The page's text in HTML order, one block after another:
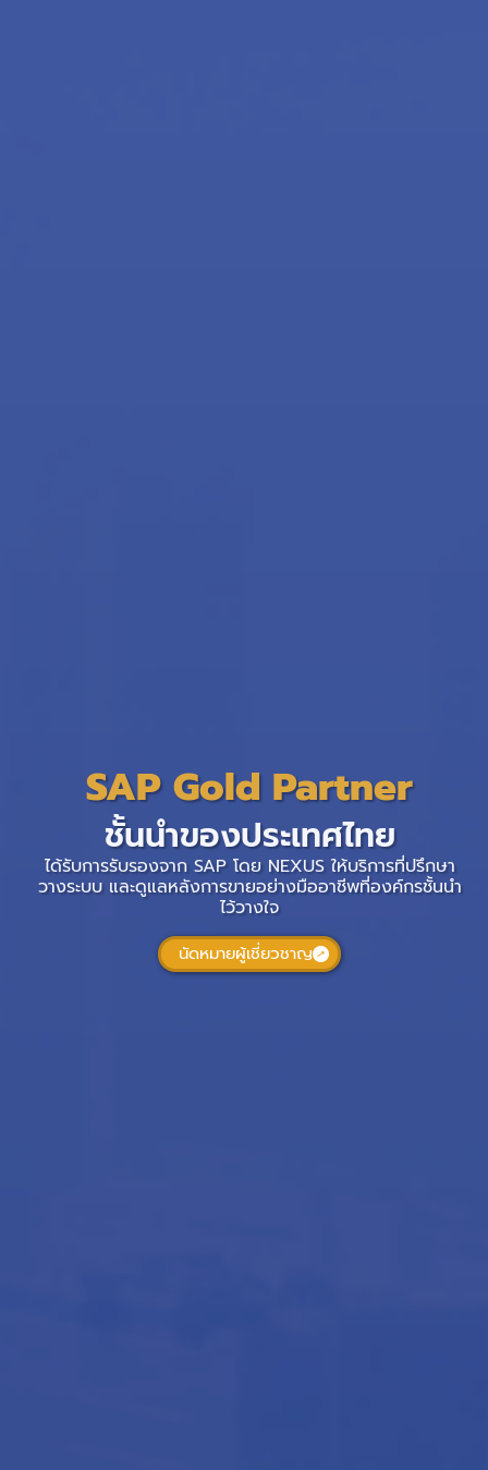
SAP Gold Partner
ชั้นนำของประเทศไทย
ได้รับการรับรองจาก SAP โดย NEXUS ให้บริการที่ปรึกษา
วางระบบ และดูแลหลังการขายอย่างมืออาชีพที่องค์กรชั้นนำ
ไว้วางใจ
นัดหมายผู้เชี่ยวชาญ